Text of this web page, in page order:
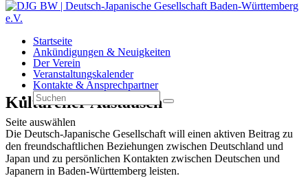
Startseite
Ankündigungen & Neuigkeiten
Der Verein
Veranstaltungskalender
Kontakte & Ansprechpartner
Seite auswählen
Kultureller Austausch
Die Deutsch-Japanische Gesellschaft will einen aktiven Beitrag zu
den freundschaftlichen Beziehungen zwischen Deutschland und
Japan und zu persönlichen Kontakten zwischen Deutschen und
Japanern in Baden-Württemberg leisten.